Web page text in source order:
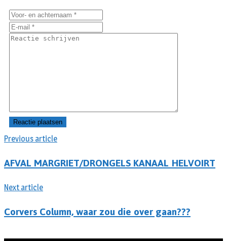
Previous article
AFVAL MARGRIET/DRONGELS KANAAL HELVOIRT
Next article
Corvers Column, waar zou die over gaan???